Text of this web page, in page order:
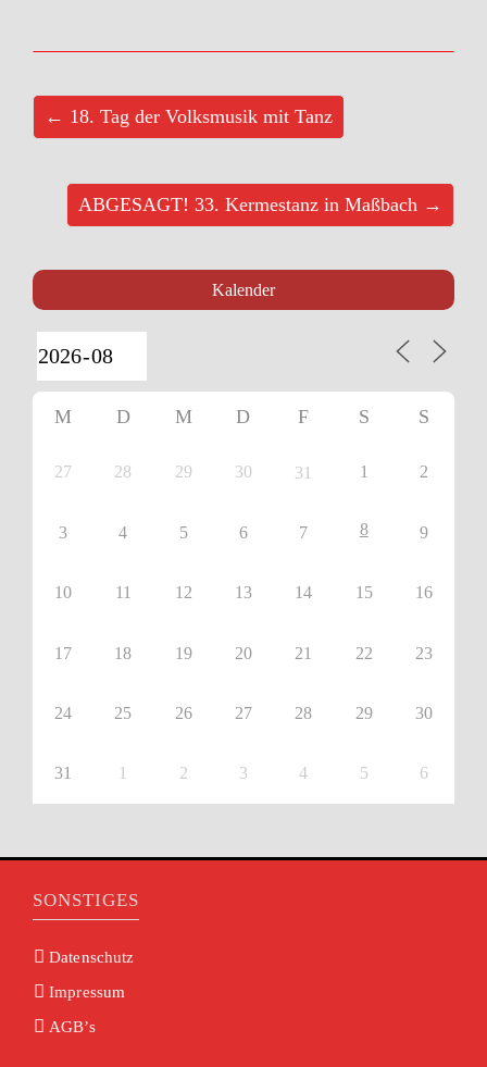
← 18. Tag der Volksmusik mit Tanz
ABGESAGT! 33. Kermestanz in Maßbach →
Kalender
M D M D F S S
27 28 29 30 31 1 2
3 4 5 6 7 8 9
10 11 12 13 14 15 16
17 18 19 20 21 22 23
24 25 26 27 28 29 30
31 1 2 3 4 5 6
SONSTIGES
Datenschutz
Impressum
AGB’s